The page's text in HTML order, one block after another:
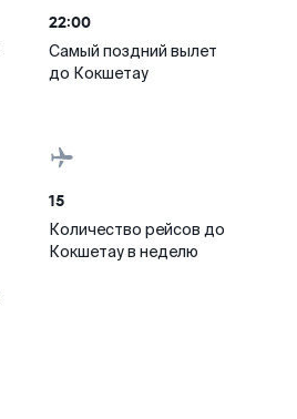
22:00
Самый поздний вылет
до Кокшетау
15
Количество рейсов до
Кокшетау в неделю